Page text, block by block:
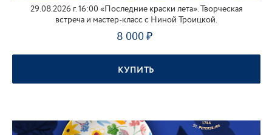
29.08.2026 г. 16:00 «Последние краски лета». Творческая
встреча и мастер-класс с Ниной Троицкой.
8 000
КУПИТЬ